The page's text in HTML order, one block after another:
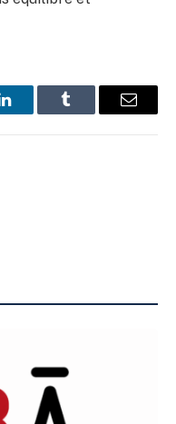
LinkedInTumblr Email